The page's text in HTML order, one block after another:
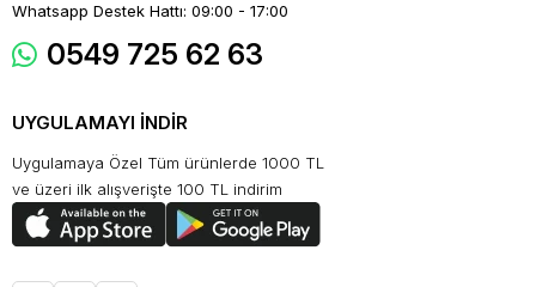
Whatsapp Destek Hattı: 09:00 - 17:00
0549 725 62 63
UYGULAMAYI İNDİR
Uygulamaya Özel Tüm ürünlerde 1000 TL
ve üzeri ilk alışverişte 100 TL indirim